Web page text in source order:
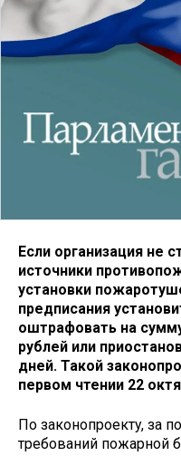
Если организация не
источники
установки
предписания
оштрафовать на
рублей или
дней. Такой
первом чтении 22
По законопроекту, за
требований пожарной